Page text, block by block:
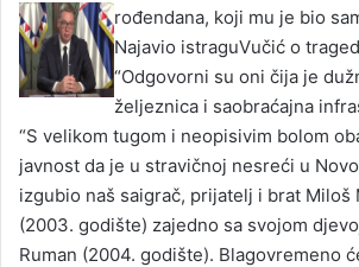
rođendana, koji mu je bio
Najavio istraguVučić o
“Odgovorni su oni čija je
željeznica i saobraćajna
“S velikom tugom i neopisivim bolom
javnost da je u stravičnoj nesreći u
izgubio naš saigrač, prijatelj i brat Miloš
(2003. godište) zajedno sa svojom
Ruman (2004. godište). Blagovremeno